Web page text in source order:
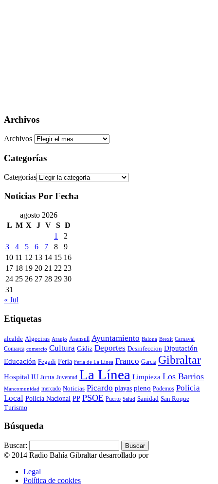
Archivos
Archivos
Categorías
Categorías
Noticias Por Fecha
agosto 2026
L M X J V S D
1
2
3
4 5 6 7 8
9
10 11 12 13 14 15 16
17 18 19 20 21 22 23
24 25 26 27 28 29 30
31
« Jul
Etiquetas
alcalde Algeciras Araujo Asansull Ayuntamiento Balona Brexit Carnaval
Comarca comercio Cultura Cádiz Deportes Desinfeccion Diputación
Educación Fegadi Feria Feria de La Línea Franco Garcia Gibraltar
Hospital IU Junta Juventud La Línea Limpieza Los Barrios
Mancomunidad mercado Noticias Picardo playas pleno Podemos Policia
Local Policía Nacional PP PSOE Puerto Salud Sanidad San Roque
Turismo
Búsqueda
Buscar:
© 2014 Radio Bahía Gibraltar desarrollado por
Legal
Política de cookies